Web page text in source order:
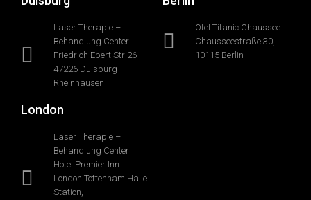
Laser Therapie –
Behandlung Center
Friedrich Ebert Str 26
47226 Duisburg-
Rheinhausen
Otel Titanic Chaussee
Chausseestraße 30,
10115 Berlin
London
Laser Therapie –
Behandlung Center
Hotel Premier lnn
London Tottenham Halle
Station,